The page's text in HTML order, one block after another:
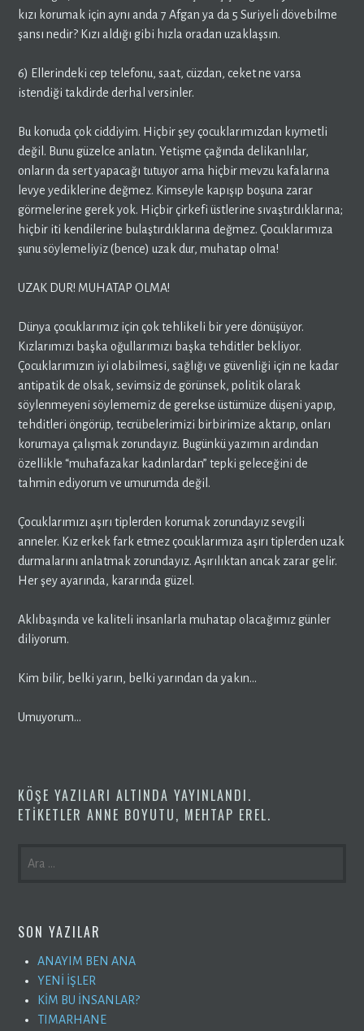
kızı korumak için aynı anda 7 Afgan ya da 5 Suriyeli dövebilme
şansı nedir? Kızı aldığı gibi hızla oradan uzaklaşsın.
6) Ellerindeki cep telefonu, saat, cüzdan, ceket ne varsa
istendiği takdirde derhal versinler.
Bu konuda çok ciddiyim. Hiçbir şey çocuklarımızdan kıymetli
değil. Bunu güzelce anlatın. Yetişme çağında delikanlılar,
onların da sert yapacağı tutuyor ama hiçbir mevzu kafalarına
levye yediklerine değmez. Kimseyle kapışıp boşuna zarar
görmelerine gerek yok. Hiçbir çirkefi üstlerine sıvaştırdıklarına;
hiçbir iti kendilerine bulaştırdıklarına değmez. Çocuklarımıza
şunu söylemeliyiz (bence) uzak dur, muhatap olma!
UZAK DUR! MUHATAP OLMA!
Dünya çocuklarımız için çok tehlikeli bir yere dönüşüyor.
Kızlarımızı başka oğullarımızı başka tehditler bekliyor.
Çocuklarımızın iyi olabilmesi, sağlığı ve güvenliği için ne kadar
antipatik de olsak, sevimsiz de görünsek, politik olarak
söylenmeyeni söylememiz de gerekse üstümüze düşeni yapıp,
tehditleri öngörüp, tecrübelerimizi birbirimize aktarıp, onları
korumaya çalışmak zorundayız. Bugünkü yazımın ardından
özellikle “muhafazakar kadınlardan” tepki geleceğini de
tahmin ediyorum ve umurumda değil.
Çocuklarımızı aşırı tiplerden korumak zorundayız sevgili
anneler. Kız erkek fark etmez çocuklarımıza aşırı tiplerden uzak
durmalarını anlatmak zorundayız. Aşırılıktan ancak zarar gelir.
Her şey ayarında, kararında güzel.
Aklıbaşında ve kaliteli insanlarla muhatap olacağımız günler
diliyorum.
Kim bilir, belki yarın, belki yarından da yakın…
Umuyorum…
KÖŞE YAZILARI ALTINDA YAYINLANDI.
ETIKETLERANNE BOYUTU, MEHTAP EREL.
SON YAZILAR
ANAYIM BEN ANA
YENİ İŞLER
KİM BU İNSANLAR?
TIMARHANE